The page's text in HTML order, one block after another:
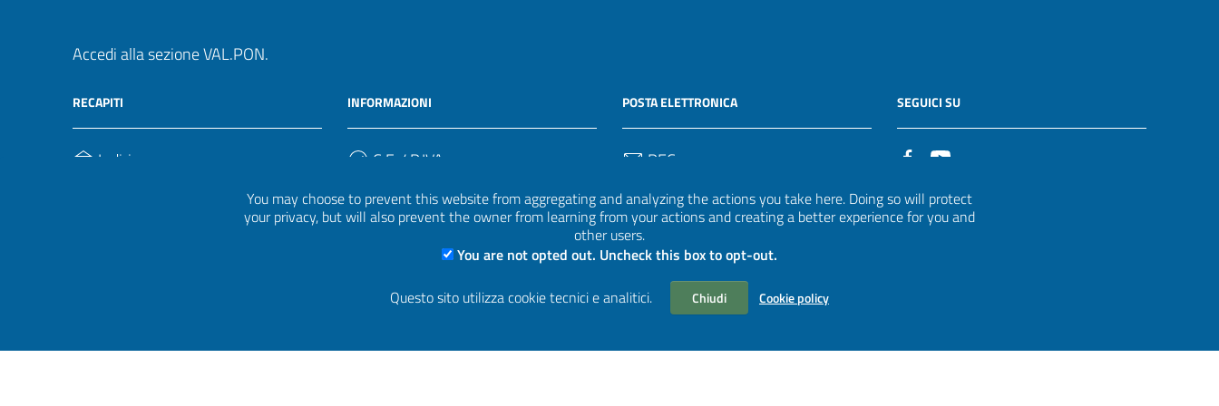
You may choose to prevent this website from aggregating and analyzing the actions you take here. Doing so will protect
your privacy, but will also prevent the owner from learning from your actions and creating a better experience for you and
other users.
You are not opted out. Uncheck this box to opt-out.
Questo sito utilizza cookie tecnici e analitici.
Chiudi Cookie policy
Accedi alla sezione VAL.PON.
RECAPITI
Indirizzo
INFORMAZIONI
C.F. / P.IVA
POSTA ELETTRONICA
PEC
Email
uff.statistico@invalsi.it
Email
restituzione.dati@invalsi.it
SEGUICI SU